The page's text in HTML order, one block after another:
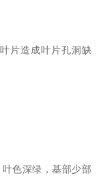
片造成叶片孔洞缺
叶色深绿，基部少部